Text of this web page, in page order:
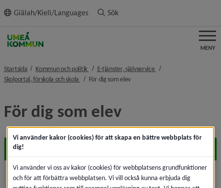
innehållet
Giälah/Kieli/Languages Sök
MENY
Startsida Kommun och politik nivå i brödsmulenavigeringen
E-tjänster, självservice nivå i
Skolportal, förskola och skola
nivå i brödsmulenavigeringen
För dig som elevnivå i brödsmulenavigeringen
För dig som elev
Wifi-anslutning för elever
Hur du ansluter till kommunens wifinätverk från mobil
Vi använder kakor (cookies) för att skapa en bättre webbplats för
dig!
Vi använder vi oss av kakor (cookies) för webbplatsens grundfunktioner
och för att förbättra webbplatsen. Vi vill också kunna erbjuda dig